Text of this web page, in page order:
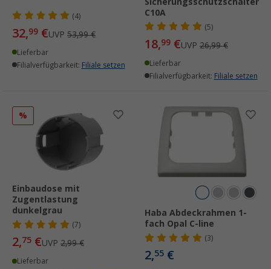
(4)
32,99 €UVP 53,99 €
Lieferbar
Filialverfügbarkeit: Filiale setzen
C10A
(5)
18,99 €UVP 26,99 €
Lieferbar
Filialverfügbarkeit: Filiale setzen
%
Einbaudose mit
Zugentlastung
dunkelgrau
(7)
2,75 €UVP 2,99 €
Lieferbar
Haba Abdeckrahmen 1-
fach Opal C-line
(3)
2,55 €